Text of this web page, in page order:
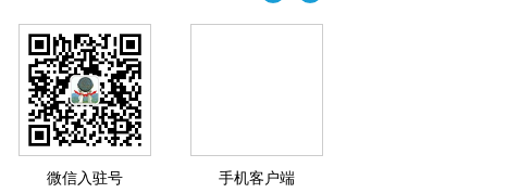
微信入驻号 手机客户端